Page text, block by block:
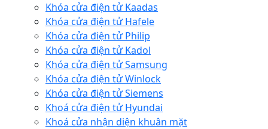
Khóa cửa điện tử Kaadas
Khóa cửa điện tử Hafele
Khóa cửa điện tử Philip
Khóa cửa điện tử Kadol
Khóa cửa điện tử Samsung
Khóa cửa điện tử Winlock
Khóa cửa điện tử Siemens
Khoá cửa điện tử Hyundai
Khoá cửa nhận diện khuân mặt